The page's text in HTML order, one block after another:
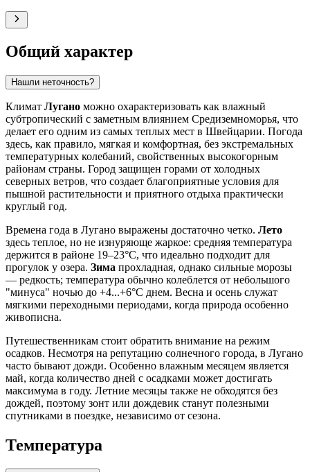
Общий характер
Нашли неточность?
Климат Лугано можно охарактеризовать как влажный
субтропический с заметным влиянием Средиземноморья, что
делает его одним из самых теплых мест в Швейцарии. Погода
здесь, как правило, мягкая и комфортная, без экстремальных
температурных колебаний, свойственных высокогорным
районам страны. Город защищен горами от холодных
северных ветров, что создает благоприятные условия для
пышной растительности и приятного отдыха практически
круглый год.
Времена года в Лугано выражены достаточно четко. Лето
здесь теплое, но не изнуряюще жаркое: средняя температура
держится в районе 19–23°C, что идеально подходит для
прогулок у озера. Зима прохладная, однако сильные морозы
— редкость; температура обычно колеблется от небольшого
"минуса" ночью до +4...+6°C днем. Весна и осень служат
мягкими переходными периодами, когда природа особенно
живописна.
Путешественникам стоит обратить внимание на режим
осадков. Несмотря на репутацию солнечного города, в Лугано
часто бывают дожди. Особенно влажным месяцем является
май, когда количество дней с осадками может достигать
максимума в году. Летние месяцы также не обходятся без
дождей, поэтому зонт или дождевик станут полезными
спутниками в поездке, независимо от сезона.
Температура